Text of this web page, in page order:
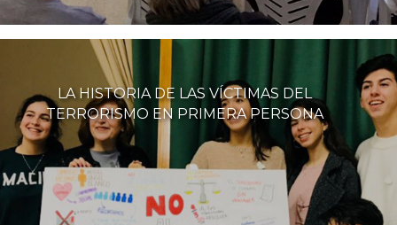
LA HISTORIA DE LAS VÍCTIMAS DEL
TERRORISMO EN PRIMERA PERSONA